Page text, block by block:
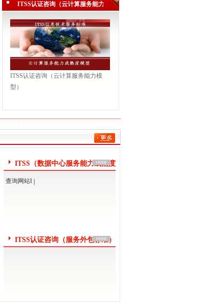
ITSS认证咨询（云计算服务能力模
ITSS认证咨询（云计算服务能力模
型）
ITSS（数据中心服务能力成熟度
查询网站I
ITSS认证咨询（服务外包标准）